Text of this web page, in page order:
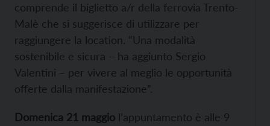
comprende il biglietto a/r della ferrovia Trento-
Malè che si suggerisce di utilizzare per
raggiungere la location. “Una modalità
sostenibile e sicura – ha aggiunto Sergio
Valentini – per vivere al meglio le opportunità
offerte dalla manifestazione”.
Domenica 21 maggio l’appuntamento è alle 9